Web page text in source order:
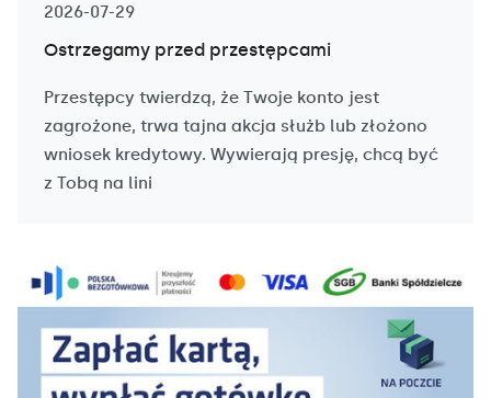
2026-07-29
Ostrzegamy przed przestępcami
Przestępcy twierdzą, że Twoje konto jest
zagrożone, trwa tajna akcja służb lub złożono
wniosek kredytowy. Wywierają presję, chcą być
z Tobą na lini